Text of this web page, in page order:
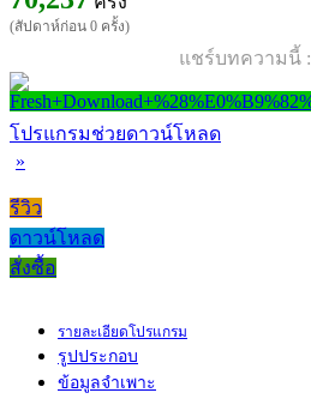
(สัปดาห์ก่อน 0 ครั้ง)
แชร์บทความนี้ :
โปรแกรมช่วยดาวน์โหลด
»
รีวิว
ดาวน์โหลด
สั่งซื้อ
รายละเอียดโปรแกรม
รูปประกอบ
ข้อมูลจำเพาะ